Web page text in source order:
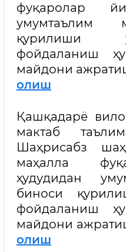
фуқаролар
умумтаълим
қурилиши
фойдаланиш
майдони
олиш
Қашқадарё
мактаб
Шаҳрисабз
маҳалла
ҳудудидан
биноси
фойдаланиш
майдони
олиш